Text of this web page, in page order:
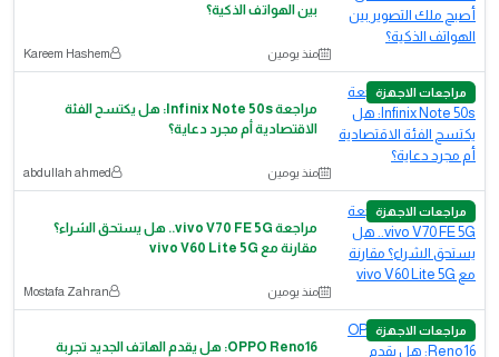
بين الهواتف الذكية؟
منذ يومين Kareem Hashem
مراجعات الاجهزة
مراجعة Infinix Note 50s: هل يكتسح الفئة
الاقتصادية أم مجرد دعاية؟
منذ يومين abdullah ahmed
مراجعات الاجهزة
مراجعة vivo V70 FE 5G.. هل يستحق الشراء؟
مقارنة مع vivo V60 Lite 5G
منذ يومين Mostafa Zahran
مراجعات الاجهزة
OPPO Reno16: هل يقدم الهاتف الجديد تجربة